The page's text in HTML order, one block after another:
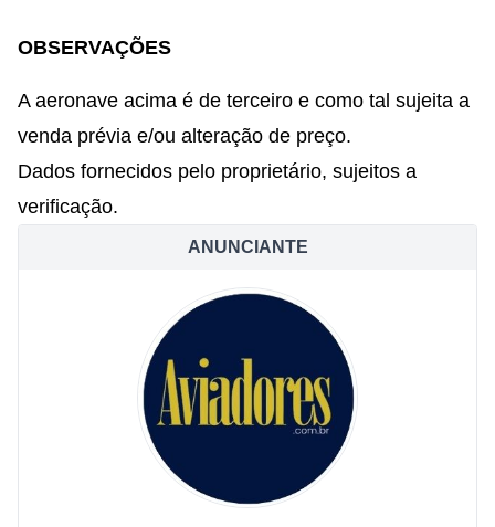
OBSERVAÇÕES
A aeronave acima é de terceiro e como tal sujeita a
venda prévia e/ou alteração de preço.
Dados fornecidos pelo proprietário, sujeitos a
verificação.
ANUNCIANTE